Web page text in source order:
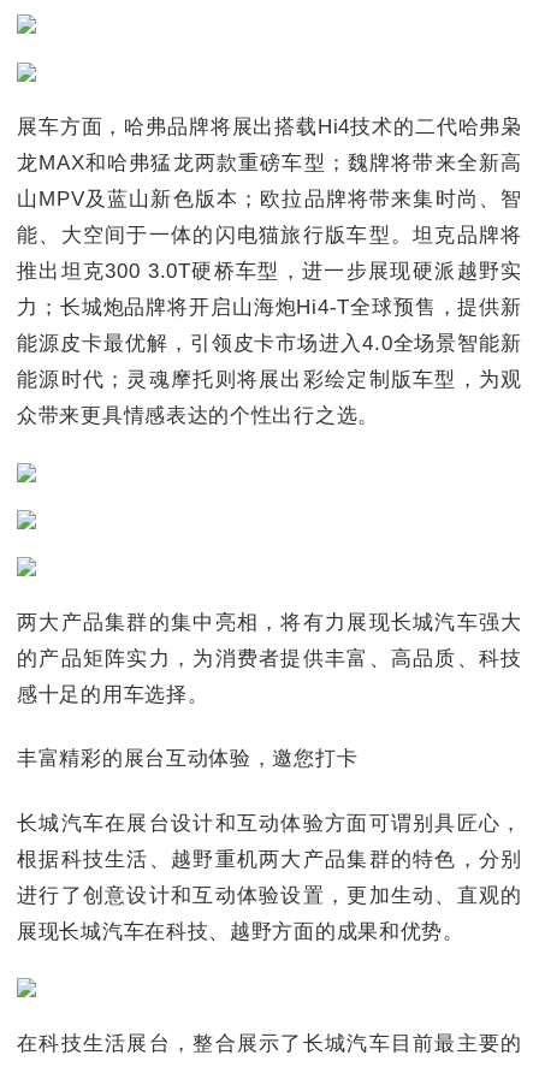
展车方面，哈弗品牌将展出搭载Hi4技术的二代哈弗枭
龙MAX和哈弗猛龙两款重磅车型；魏牌将带来全新高
山MPV及蓝山新色版本；欧拉品牌将带来集时尚、智
能、大空间于一体的闪电猫旅行版车型。坦克品牌将
推出坦克300 3.0T硬桥车型，进一步展现硬派越野实
力；长城炮品牌将开启山海炮Hi4-T全球预售，提供新
能源皮卡最优解，引领皮卡市场进入4.0全场景智能新
能源时代；灵魂摩托则将展出彩绘定制版车型，为观
众带来更具情感表达的个性出行之选。
两大产品集群的集中亮相，将有力展现长城汽车强大
的产品矩阵实力，为消费者提供丰富、高品质、科技
感十足的用车选择。
丰富精彩的展台互动体验，邀您打卡
长城汽车在展台设计和互动体验方面可谓别具匠心，
根据科技生活、越野重机两大产品集群的特色，分别
进行了创意设计和互动体验设置，更加生动、直观的
展现长城汽车在科技、越野方面的成果和优势。
在科技生活展台，整合展示了长城汽车目前最主要的